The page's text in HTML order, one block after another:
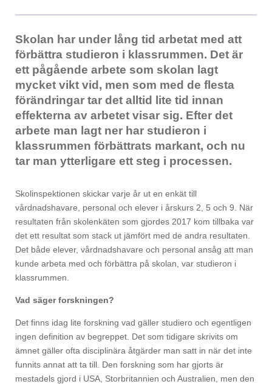
Skolan har under lång tid arbetat med att
förbättra studieron i klassrummen. Det är
ett pågående arbete som skolan lagt
mycket vikt vid, men som med de flesta
förändringar tar det alltid lite tid innan
effekterna av arbetet visar sig. Efter det
arbete man lagt ner har studieron i
klassrummen förbättrats markant, och nu
tar man ytterligare ett steg i processen.
Skolinspektionen skickar varje år ut en enkät till
vårdnadshavare, personal och elever i årskurs 2, 5 och 9. När
resultaten från skolenkäten som gjordes 2017 kom tillbaka var
det ett resultat som stack ut jämfört med de andra resultaten.
Det både elever, vårdnadshavare och personal ansåg att man
kunde arbeta med och förbättra på skolan, var studieron i
klassrummen.
Vad säger forskningen?
Det finns idag lite forskning vad gäller studiero och egentligen
ingen definition av begreppet. Det som tidigare skrivits om
ämnet gäller ofta disciplinära åtgärder man satt in när det inte
funnits annat att ta till. Den forskning som har gjorts är
mestadels gjord i USA, Storbritannien och Australien, men den